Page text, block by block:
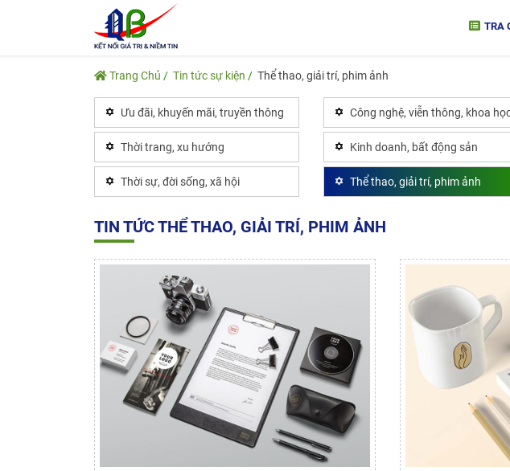
TRA
Trang Chủ Tin tức sự kiện Thể thao, giải trí, phim ảnh
Ưu đãi, khuyến mãi, truyền thông Công nghệ, viễn thông, khoa
Thời trang, xu hướng Kinh doanh, bất động sản
Thời sự, đời sống, xã hội Thể thao, giải trí, phim ảnh
TIN TỨC THỂ THAO, GIẢI TRÍ, PHIM ẢNH